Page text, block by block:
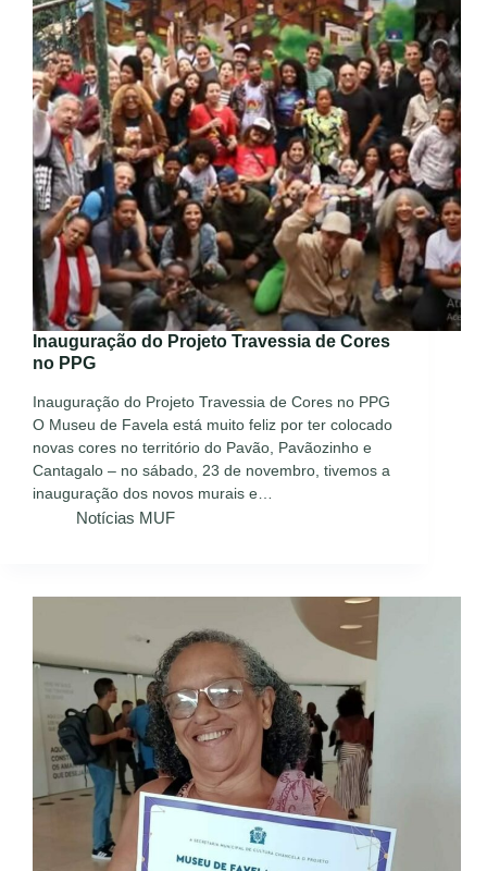
Inauguração do Projeto Travessia de Cores
no PPG
Inauguração do Projeto Travessia de Cores no PPG
O Museu de Favela está muito feliz por ter colocado
novas cores no território do Pavão, Pavãozinho e
Cantagalo – no sábado, 23 de novembro, tivemos a
inauguração dos novos murais e…
Notícias MUF